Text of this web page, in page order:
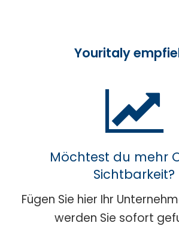
Youritaly
Möchtest du mehr
Sichtbarkeit?
Fügen Sie hier Ihr
werden Sie sofort